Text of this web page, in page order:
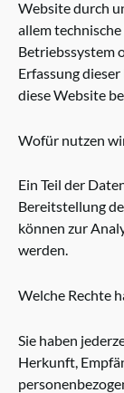
Website durch
allem
Betriebssystem
Erfassung
diese Website
Wofür nutzen
Ein Teil der
Bereitstellung
können zur
werden.
Welche Rechte
Sie haben
Herkunft,